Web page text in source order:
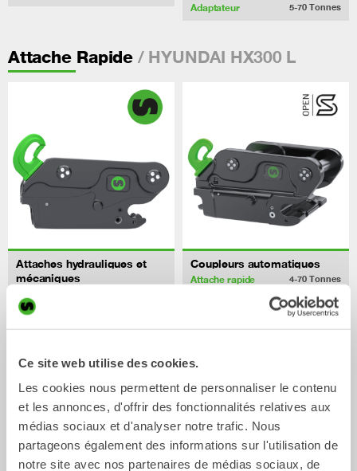
Ce site web utilise des cookies.
Les cookies nous permettent de personnaliser le contenu
et les annonces, d'offrir des fonctionnalités relatives aux
médias sociaux et d'analyser notre trafic. Nous
partageons également des informations sur l'utilisation de
notre site avec nos partenaires de médias sociaux, de
Adaptateur 5-70 Tonnes
Attache Rapide / HYUNDAI HX300 L
Attaches hydrauliques et
mécaniques
Coupleurs automatiques
Attache rapide 4-70 Tonnes